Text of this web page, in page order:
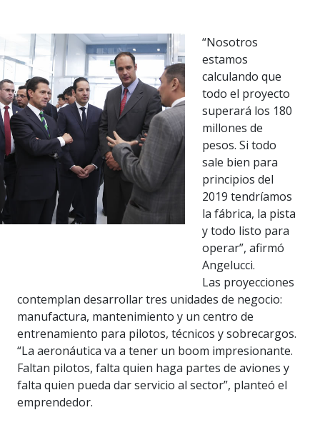
“Nosotros
estamos
calculando que
todo el proyecto
superará los 180
millones de
pesos. Si todo
sale bien para
principios del
2019 tendríamos
la fábrica, la pista
y todo listo para
operar”, afirmó
Angelucci.
Las proyecciones
contemplan desarrollar tres unidades de negocio:
manufactura, mantenimiento y un centro de
entrenamiento para pilotos, técnicos y sobrecargos.
“La aeronáutica va a tener un boom impresionante.
Faltan pilotos, falta quien haga partes de aviones y
falta quien pueda dar servicio al sector”, planteó el
emprendedor.